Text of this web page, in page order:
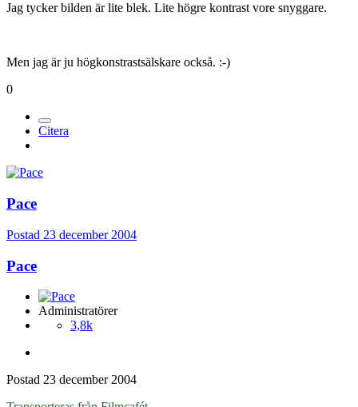
Jag tycker bilden är lite blek. Lite högre kontrast vore snyggare.
Men jag är ju högkonstrastsälskare också. :-)
0
Citera
Pace
Postad 23 december 2004
Pace
Administratörer
3,8k
Postad 23 december 2004